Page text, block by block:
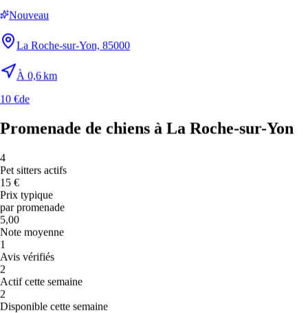
34°
Très chaud
Mar 11
🔥
35 °
Très chaud
🔥
Très chaud
Jeu
🔥
34°
21°
Très chaud
🔥
22°
Sam 15
Nouveau
La Roche-sur-Yon, 85000
À 0,6 km
10 €de
Promenade de chiens à La Roche-sur-Yon
4
Pet sitters actifs
15 €
Prix typique
par promenade
5,00
Note moyenne
1
Avis vérifiés
2
Actif cette semaine
2
Disponible cette semaine